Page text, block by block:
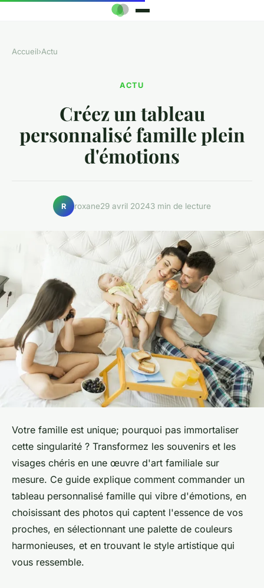
Accueil›Actu
ACTU
Créez un tableau
personnalisé famille plein
d'émotions
R roxane29 avril 20243 min de lecture
Votre famille est unique; pourquoi pas immortaliser
cette singularité ? Transformez les souvenirs et les
visages chéris en une œuvre d'art familiale sur
mesure. Ce guide explique comment commander un
tableau personnalisé famille qui vibre d'émotions, en
choisissant des photos qui captent l'essence de vos
proches, en sélectionnant une palette de couleurs
harmonieuses, et en trouvant le style artistique qui
vous ressemble.